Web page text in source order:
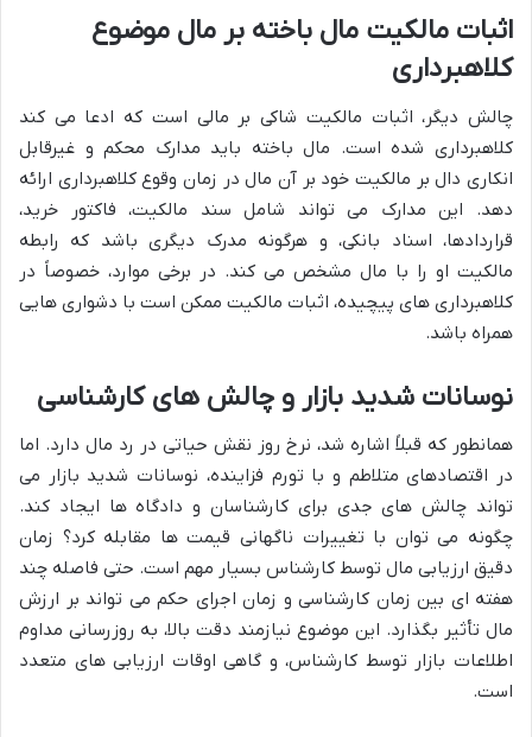
اثبات مالکیت مال باخته بر مال موضوع
کلاهبرداری
چالش دیگر، اثبات مالکیت شاکی بر مالی است که ادعا می کند
کلاهبرداری شده است. مال باخته باید مدارک محکم و غیرقابل
انکاری دال بر مالکیت خود بر آن مال در زمان وقوع کلاهبرداری ارائه
دهد. این مدارک می تواند شامل سند مالکیت، فاکتور خرید،
قراردادها، اسناد بانکی، و هرگونه مدرک دیگری باشد که رابطه
مالکیت او را با مال مشخص می کند. در برخی موارد، خصوصاً در
کلاهبرداری های پیچیده، اثبات مالکیت ممکن است با دشواری هایی
همراه باشد.
نوسانات شدید بازار و چالش های کارشناسی
همانطور که قبلاً اشاره شد، نرخ روز نقش حیاتی در رد مال دارد. اما
در اقتصادهای متلاطم و با تورم فزاینده، نوسانات شدید بازار می
تواند چالش های جدی برای کارشناسان و دادگاه ها ایجاد کند.
چگونه می توان با تغییرات ناگهانی قیمت ها مقابله کرد؟ زمان
دقیق ارزیابی مال توسط کارشناس بسیار مهم است. حتی فاصله چند
هفته ای بین زمان کارشناسی و زمان اجرای حکم می تواند بر ارزش
مال تأثیر بگذارد. این موضوع نیازمند دقت بالا، به روزرسانی مداوم
اطلاعات بازار توسط کارشناس، و گاهی اوقات ارزیابی های متعدد
است.